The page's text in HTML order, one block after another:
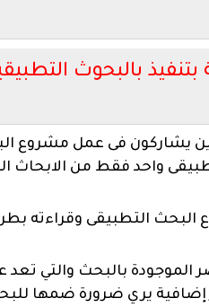
بالبحوث
يشاركون فى عمل مشروع
واحد فقط من الابحاث
التطبيقى وقراءته
بالبحث والتي تعد
إضافية يري ضرورة ضمها